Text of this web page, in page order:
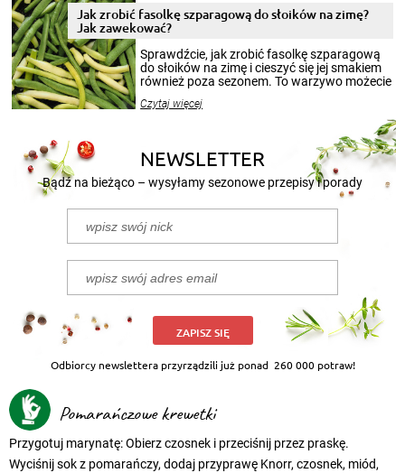
pełni poczuć atmosferę cieplejszych
miesięcy. Przygotowanie słoików ze
patenty, które pozwolą zachować świeżość
przetworów.
Jak zrobić fasolkę szparagową do słoików na zimę?
Jak zawekować?
Sprawdźcie, jak zrobić fasolkę szparagową
do słoików na zimę i cieszyć się jej smakiem
również poza sezonem. To warzywo możecie
nasze propozycje!
Czytaj więcej
NEWSLETTER
Bądź na bieżąco – wysyłamy sezonowe przepisy i porady
ZAPISZ SIĘ
Odbiorcy newslettera przyrządzili już ponad 260 000 potraw!
Pomarańczowe krewetki
Przygotuj marynatę: Obierz czosnek i przeciśnij przez praskę.
Wyciśnij sok z pomarańczy, dodaj przyprawę Knorr, czosnek, miód,